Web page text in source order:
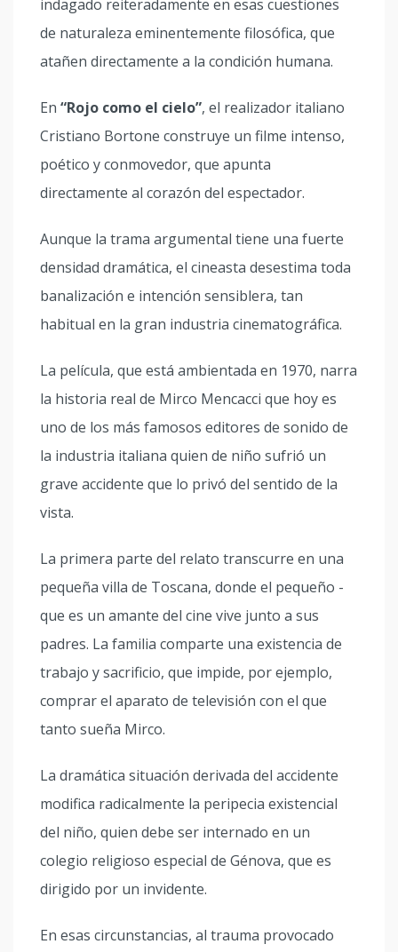
indagado reiteradamente en esas cuestiones
de naturaleza eminentemente filosófica, que
atañen directamente a la condición humana.
En “Rojo como el cielo”, el realizador italiano
Cristiano Bortone construye un filme intenso,
poético y conmovedor, que apunta
directamente al corazón del espectador.
Aunque la trama argumental tiene una fuerte
densidad dramática, el cineasta desestima toda
banalización e intención sensiblera, tan
habitual en la gran industria cinematográfica.
La película, que está ambientada en 1970, narra
la historia real de Mirco Mencacci ­que hoy es
uno de los más famosos editores de sonido de
la industria italiana­ quien de niño sufrió un
grave accidente que lo privó del sentido de la
vista.
La primera parte del relato transcurre en una
pequeña villa de Toscana, donde el pequeño ­
que es un amante del cine­ vive junto a sus
padres. La familia comparte una existencia de
trabajo y sacrificio, que impide, por ejemplo,
comprar el aparato de televisión con el que
tanto sueña Mirco.
La dramática situación derivada del accidente
modifica radicalmente la peripecia existencial
del niño, quien debe ser internado en un
colegio religioso especial de Génova, que es
dirigido por un invidente.
En esas circunstancias, al trauma provocado